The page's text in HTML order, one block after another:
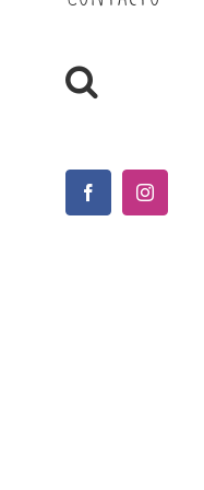
FacebookInstagram